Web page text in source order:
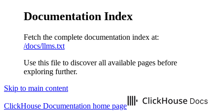
Documentation Index
Fetch the complete documentation index at:
/docs/llms.txt
Use this file to discover all available pages before
exploring further.
Skip to main content
ClickHouse Documentation home page